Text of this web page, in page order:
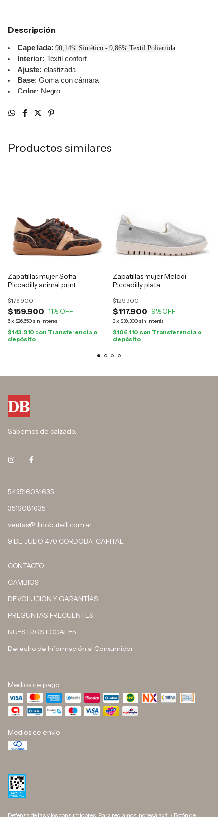
Descripción
Capellada: 90,14% Sintético - 9,86% Textil Poliamida
Interior: Textil confort
Ajuste: elastizada
Base: Goma con cámara
Color: Negro
Productos similares
Zapatillas mujer Sofia
Piccadilly animal print
$159.900
$179.900
11% OFF
6x $26.650 sin interés
$143.910 con Transferencia o
depósito
Zapatillas mujer Melodi
Piccadilly plata
$117.900
$129.900
9% OFF
3x $39.300 sin interés
$106.110 con Transferencia o
depósito
Sabemos de calzado.
543516081635
3516081635
ventas@dinobutelli.com.ar
9 DE JULIO 470 CÓRDOBA-CAPITAL
CONTACTO
CAMBIOS
DEVOLUCIÓN Y GARANTÍAS
PREGUNTAS FRECUENTES
NUESTROS LOCALES
Derecho de Información al Consumidor
Medios de pago
Medios de envío
Defensa de las y los consumidores. Para reclamos ingresá acá. / Botón de